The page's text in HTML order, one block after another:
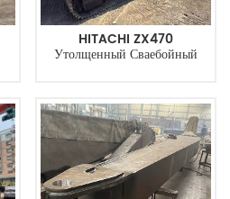
HITACHI ZX470
Утолщенный Сваебойный